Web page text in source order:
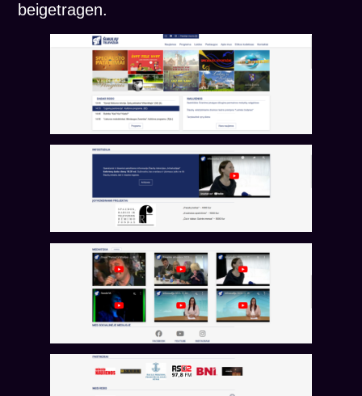
beigetragen.